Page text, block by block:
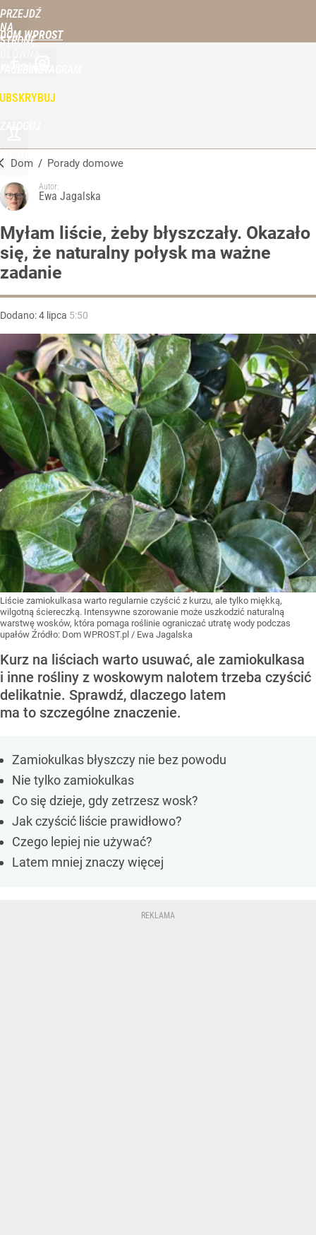
PRZEJDŹ
NA
STRONĘ
DOM WPROST
Dom / Porady domowe
Autor:
Ewa Jagalska
Myłam liście, żeby błyszczały. Okazało
się, że naturalny połysk ma ważne
zadanie
Dodano:4 lipca 5:50
Liście zamiokulkasa warto regularnie czyścić z kurzu, ale tylko miękką,
wilgotną ściereczką. Intensywne szorowanie może uszkodzić naturalną
warstwę wosków, która pomaga roślinie ograniczać utratę wody podczas
upałów Źródło: Dom WPROST.pl / Ewa Jagalska
Kurz na liściach warto usuwać, ale zamiokulkasa
i inne rośliny z woskowym nalotem trzeba czyścić
delikatnie. Sprawdź, dlaczego latem
ma to szczególne znaczenie.
Zamiokulkas błyszczy nie bez powodu
Nie tylko zamiokulkas
Co się dzieje, gdy zetrzesz wosk?
Jak czyścić liście prawidłowo?
Czego lepiej nie używać?
Latem mniej znaczy więcej